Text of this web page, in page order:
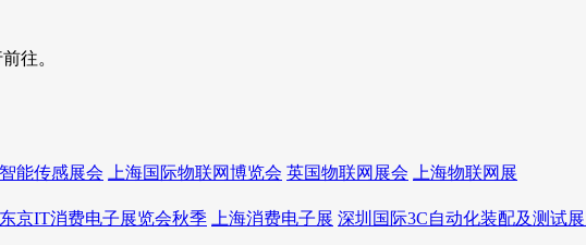
往。
能传感展会 上海国际物联网博览会 英国物联网展会
上海物联网展
京IT消费电子展览会秋季 上海消费电子展 深圳国际3C自动化装配及测试